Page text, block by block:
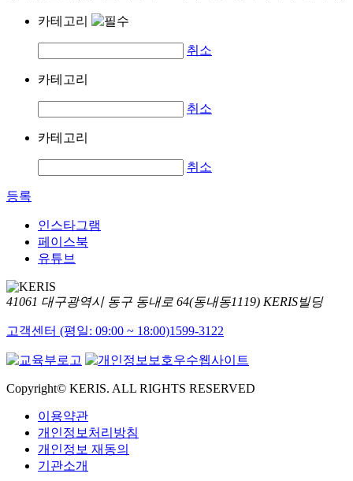
카테고리
취소
카테고리
취소
카테고리
취소
등록
인스타그램
페이스북
유튜브
41061 대구광역시 동구 동내로 64(동내동1119) KERIS빌딩
고객센터 (평일: 09:00 ~ 18:00)1599-3122
Copyright© KERIS. ALL RIGHTS RESERVED
이용약관
개인정보처리방침
개인정보 재동의
기관소개